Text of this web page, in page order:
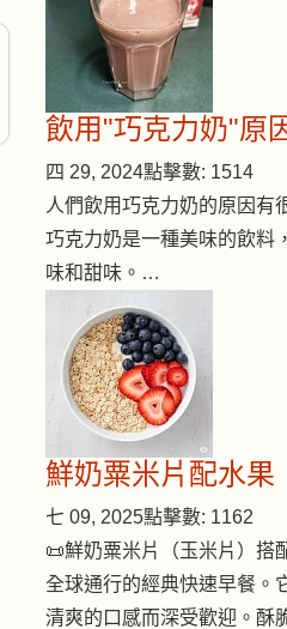
飲用"巧克力奶"原
四 29, 2024點擊數: 1514
人們飲用巧克力奶的原因有
巧克力奶是一種美味的飲料
味和甜味。…
鮮奶粟米片配水果
七 09, 2025點擊數: 1162
📜鮮奶粟米片（玉米片）搭
全球通行的經典快速早餐。
清爽的口感而深受歡迎。酥